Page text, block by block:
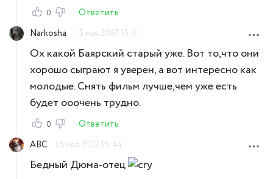
0
Ответить
Narkosha
15 мая 2007 15:41
Ох какой Баярский старый уже. Вот то,что они
хорошо сыграют я уверен, а вот интересно как
молодые. Снять фильм лучше,чем уже есть
будет ооочень трудно.
0
Ответить
ABC
15 мая 2007 15:44
Бедный Дюма-отец